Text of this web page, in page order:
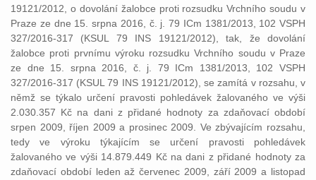
19121/2012, o dovolání žalobce proti rozsudku Vrchního soudu v
Praze ze dne 15. srpna 2016, č. j. 79 ICm 1381/2013, 102 VSPH
327/2016-317 (KSUL 79 INS 19121/2012), tak, že dovolání
žalobce proti prvnímu výroku rozsudku Vrchního soudu v Praze
ze dne 15. srpna 2016, č. j. 79 ICm 1381/2013, 102 VSPH
327/2016-317 (KSUL 79 INS 19121/2012), se zamítá v rozsahu, v
němž se týkalo určení pravosti pohledávek žalovaného ve výši
2.030.357 Kč na dani z přidané hodnoty za zdaňovací období
srpen 2009, říjen 2009 a prosinec 2009. Ve zbývajícím rozsahu,
tedy ve výroku týkajícím se určení pravosti pohledávek
žalovaného ve výši 14.879.449 Kč na dani z přidané hodnoty za
zdaňovací období leden až červenec 2009, září 2009 a listopad